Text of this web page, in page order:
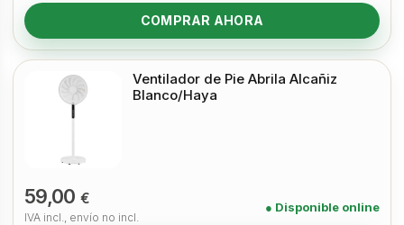
COMPRAR AHORA
Ventilador de Pie Abrila Alcañiz
Blanco/Haya
59,00€
IVA incl., envío no incl.
● Disponible online